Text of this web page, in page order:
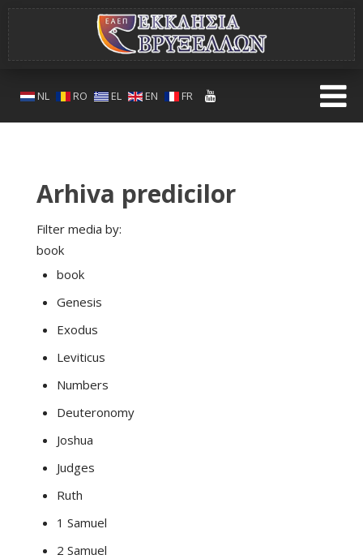
NL RO EL EN FR
Arhiva predicilor
Filter media by:
book
book
Genesis
Exodus
Leviticus
Numbers
Deuteronomy
Joshua
Judges
Ruth
1 Samuel
2 Samuel